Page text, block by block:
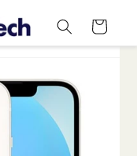
ー
ト